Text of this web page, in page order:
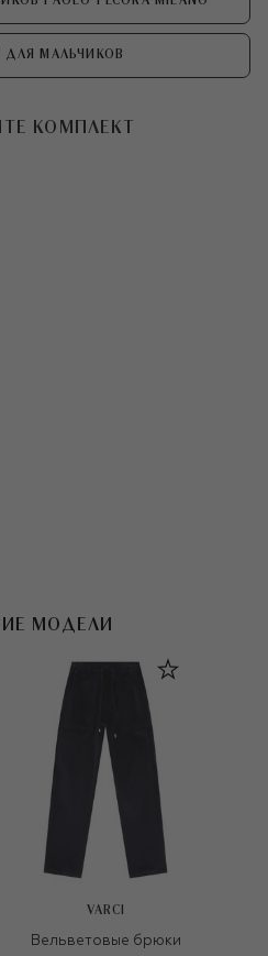
ДЛЯ МАЛЬЧИКОВ
КОМПЛЕКТ
МОДЕЛИ
VARCI
Вельветовые брюки